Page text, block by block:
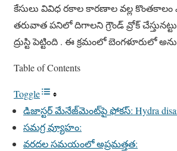
కేసులు వివిధ రకాల కారణాల వల్ల కొంతకాలం
తరువాత పనిలో దిగాలని గ్రౌండ్ వ్రోక్
ద్రుస్టి పెట్టింది . ఈ క్రమంలో బెంగళూరులో
Table of Contents
Toggle
డిజాస్టర్ మేనేజ్‌మెంట్‌పై ఫోకస్: Hydra
సమగ్ర వ్యూహం:
వరదల సమయంలో అప్రమత్తత: